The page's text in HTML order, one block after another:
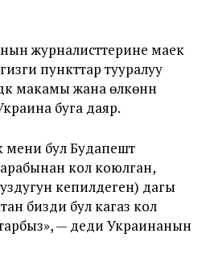
журналисттерине маек
пункттар тууралуу
макамы жана өлкөнүн
буга даяр.
мени бул Будапешт
кол коюлган,
кепилдеген) дагы
бизди бул кагаз кол
— деди Украинанын